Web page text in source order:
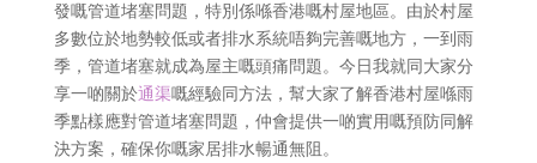
發嘅管道堵塞問題，特別係喺香港嘅村屋地區。由於村屋
多數位於地勢較低或者排水系統唔夠完善嘅地方，一到雨
季，管道堵塞就成為屋主嘅頭痛問題。今日我就同大家分
享一啲關於通渠嘅經驗同方法，幫大家了解香港村屋喺雨
季點樣應對管道堵塞問題，仲會提供一啲實用嘅預防同解
決方案，確保你嘅家居排水暢通無阻。